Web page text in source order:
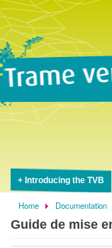
Introducing the TVB
Breadcrumb
Home Documentation
Guide de mise